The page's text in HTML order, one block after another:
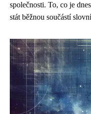
společnosti. To, co je
stát běžnou součástí